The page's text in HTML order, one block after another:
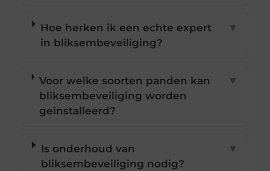
Hoe herken ik een echte expert
in bliksembeveiliging?
▼
Voor welke soorten panden kan
bliksembeveiliging worden
geïnstalleerd?
▼
Is onderhoud van
bliksembeveiliging nodig?
▼